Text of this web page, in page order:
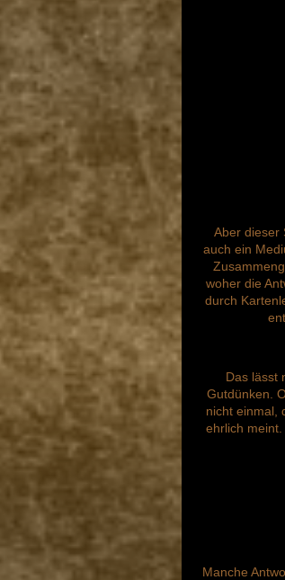
Aber dieser
auch ein
woher die
durch
Das lässt
Gutdünken.
nicht einmal,
ehrlich
Manche